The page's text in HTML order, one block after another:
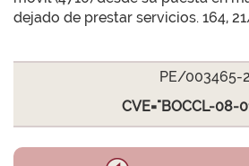
dejado de prestar servicios. 164,
PE/003465-2
CVE="BOCCL-08-